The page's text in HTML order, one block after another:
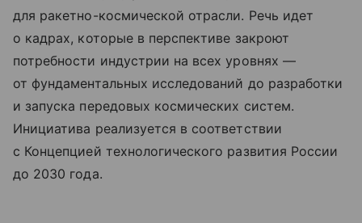
для ракетно-космической отрасли. Речь идет
о кадрах, которые в перспективе закроют
потребности индустрии на всех уровнях —
от фундаментальных исследований до разработки
и запуска передовых космических систем.
Инициатива реализуется в соответствии
с Концепцией технологического развития России
до 2030 года.